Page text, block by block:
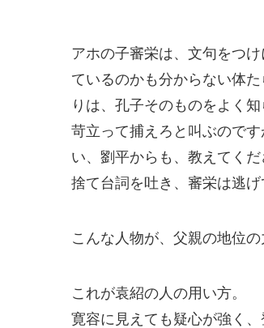
アホの子審栄は、文句をつ
ているのかも分からない体
りは、孔子そのものをよく知
苛立って捕えろと叫ぶので
い、劉平からも、教えてく
捨て台詞を吐き、審栄は逃げ
こんな人物が、父親の地位
これが袁紹の人の用い方。
寛容に見えても疑心が強く、